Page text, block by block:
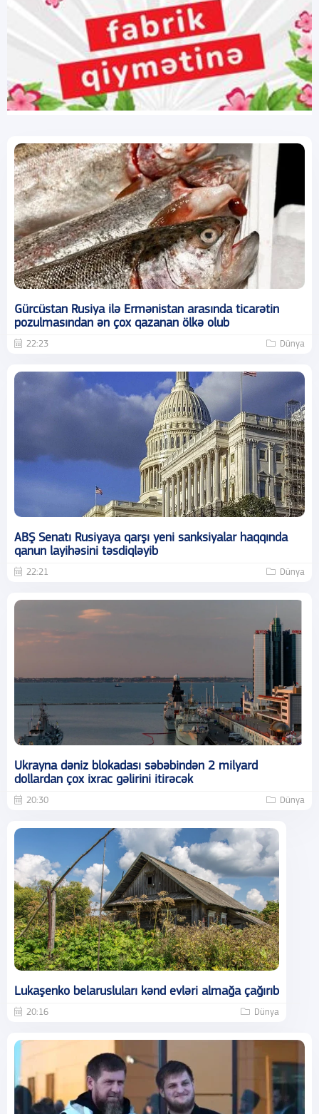
Gürcüstan Rusiya ilə Ermənistan arasında ticarətin
pozulmasından ən çox qazanan ölkə olub
22:23 Dünya
ABŞ Senatı Rusiyaya qarşı yeni sanksiyalar haqqında
qanun layihəsini təsdiqləyib
22:21 Dünya
Ukrayna dəniz blokadası səbəbindən 2 milyard
dollardan çox ixrac gəlirini itirəcək
20:30 Dünya
Lukaşenko belarusluları kənd evləri almağa çağırıb
20:16 Dünya